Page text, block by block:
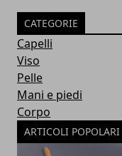
CATEGORIE
Capelli
Viso
Pelle
Mani e piedi
Corpo
ARTICOLI POPOLARI